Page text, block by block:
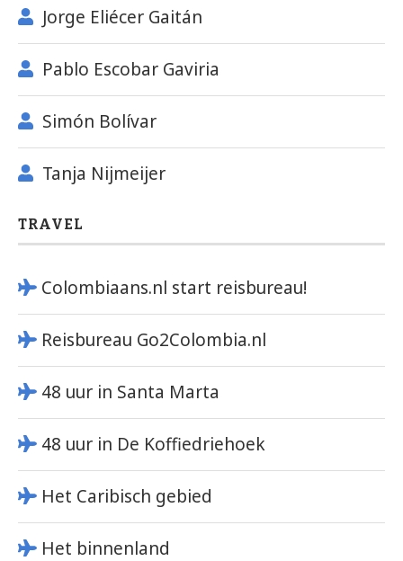
Jorge Eliécer Gaitán
Pablo Escobar Gaviria
Simón Bolívar
Tanja Nijmeijer
TRAVEL
Colombiaans.nl start reisbureau!
Reisbureau Go2Colombia.nl
48 uur in Santa Marta
48 uur in De Koffiedriehoek
Het Caribisch gebied
Het binnenland